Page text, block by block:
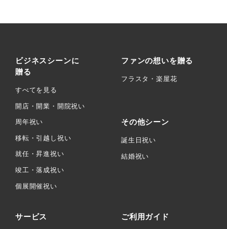
ビジネスシーンに
贈る
すべてを見る
開店・開業・開院祝い
周年祝い
移転・引越し祝い
就任・昇進祝い
竣工・落成祝い
個展開催祝い
ファンの想いを贈る
フラスタ・楽屋花
その他シーン
誕生日祝い
結婚祝い
サービス ご利用ガイド